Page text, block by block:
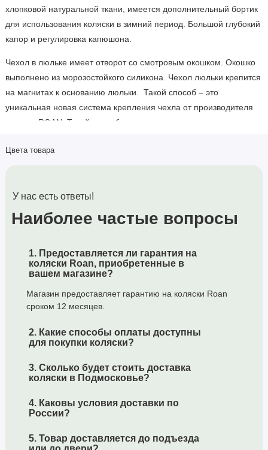
хлопковой натуральной ткани, имеется дополнительный бортик
для использования коляски в зимний период. Большой глубокий
капор и регулировка капюшона.
Чехол в люльке имеет отворот со смотровым окошком. Окошко
выполнено из морозостойкого силикона. Чехол люльки крепится
на магнитах к основанию люльки. Такой способ – это
уникальная новая система крепления чехла от производителя
колясок ROAN. Такой способ крепления позволяет моментально
Прогулочный блок
Основными преимуществами прогулочного блока в коляске SOL
установить по направлению движения и против. Регулировка
спинки и подножки позволяет подобрать оптимальное и
оснащен чехлом для ножек, удлиняющимся капюшоном и
внутреннем матрасом-вкладышем из специального
«дышащего» материала. По нашей просьбе производитель внес
изменения – добавлена паховая защита.
Автокресло Roan
многофункциональное детское автокресло. Автокресло
подходит для детей с рождения до 13 кг (группа 0 +).
В автомобиле кресло крепится с помощью штатных ремней
Цвета товара
У нас есть ответы!
Наиболее частые вопросы
1. Предоставляется ли гарантия на
коляски Roan, приобретенные в
вашем магазине?
Магазин предоставляет гарантию на коляски Roan
сроком 12 месяцев.
2. Какие способы оплаты доступны
для покупки коляски?
3. Сколько будет стоить доставка
коляски в Подмосковье?
4. Каковы условия доставки по
России?
5. Товар доставляется до подъезда